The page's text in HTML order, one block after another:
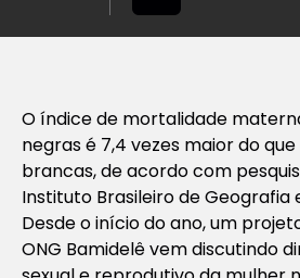
O índice de mortalidade
negras é 7,4 vezes maior do
brancas, de acordo com
Instituto Brasileiro de Geografia
Desde o início do ano, um
ONG Bamidelê vem discutindo